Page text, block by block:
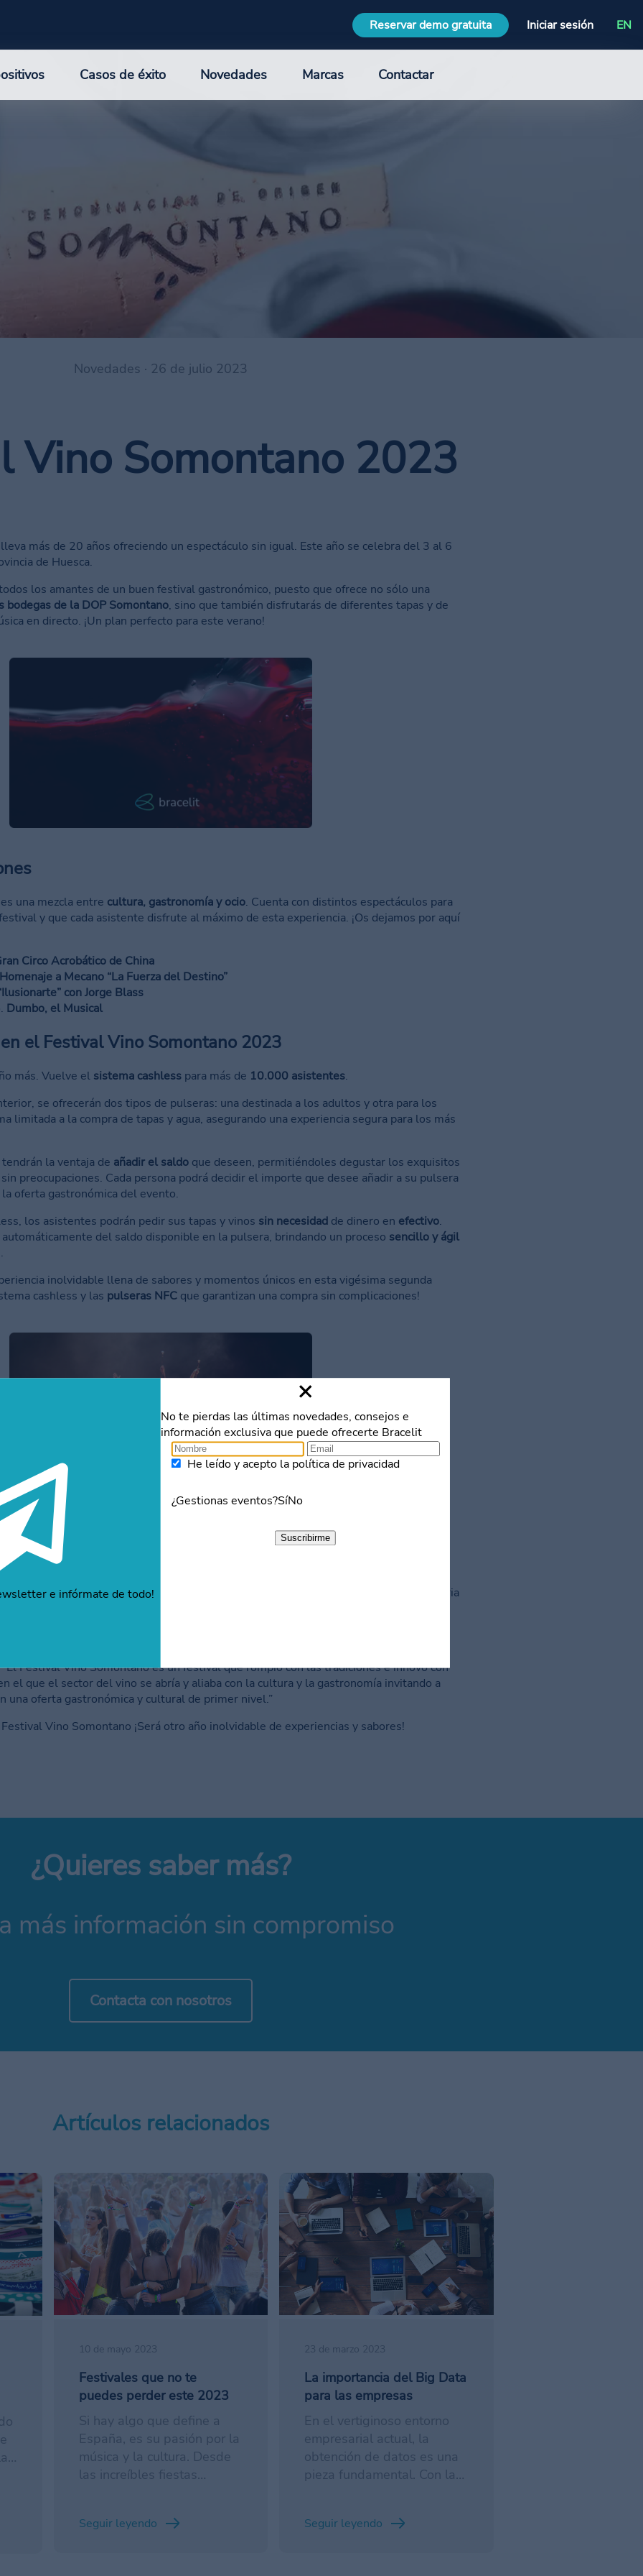
Reservar demo gratuita Iniciar sesión EN
Casos de éxito Novedades Marcas Contactar
Novedades · 26 de julio 2023
Vino Somontano 2023
lleva más de 20 años ofreciendo un espectáculo sin igual. Este año se celebra del 3 al 6
de Huesca.
los amantes de un buen festival gastronómico, puesto que ofrece no sólo una
bodegas de la DOP Somontano, sino que también disfrutarás de diferentes tapas y de
en directo. ¡Un plan perfecto para este verano!
es una mezcla entre cultura, gastronomía y ocio. Cuenta con distintos espectáculos para
y que cada asistente disfrute al máximo de esta experiencia. ¡Os dejamos por aquí
Circo Acrobático de China
Homenaje a Mecano “La Fuerza del Destino”
con Jorge Blass
Dumbo, el Musical
el Festival Vino Somontano 2023
más. Vuelve el sistema cashless para más de 10.000 asistentes.
se ofrecerán dos tipos de pulseras: una destinada a los adultos y otra para los
limitada a la compra de tapas y agua, asegurando una experiencia segura para los más
la ventaja de añadir el saldo que deseen, permitiéndoles degustar los exquisitos
preocupaciones. Cada persona podrá decidir el importe que desee añadir a su pulsera
oferta gastronómica del evento.
los asistentes podrán pedir sus tapas y vinos sin necesidad de dinero en efectivo.
automáticamente del saldo disponible en la pulsera, brindando un proceso sencillo y ágil
inolvidable llena de sabores y momentos únicos en esta vigésima segunda
cashless y las pulseras NFC que garantizan una compra sin complicaciones!
en el Festival Vino Somontano?
por los mejores restaurantes de la provincia de Huesca en el recinto exterior de la Feria
Festival Vino Somontano es un festival que rompió con las tradiciones e innovó con
el que el sector del vino se abría y aliaba con la cultura y la gastronomía invitando a
una oferta gastronómica y cultural de primer nivel.”
Vino Somontano ¡Será otro año inolvidable de experiencias y sabores!
¿Quieres saber más?
más información sin compromiso
Contacta con nosotros
Artículos relacionados
10 de mayo 2023
Festivales que no te
puedes perder este 2023
Si hay algo que define a
España, es su pasión por la
música y la cultura. Desde
las increíbles fiestas
multitudinarios de artistas
Seguir leyendo
23 de marzo 2023
La importancia del Big Data
para las empresas
En el vertiginoso entorno
empresarial actual, la
obtención de datos es una
pieza fundamental. Con la
empresas deben disponer
Seguir leyendo
e infórmate de todo!
No te pierdas las últimas novedades, consejos e
información exclusiva que puede ofrecerte Bracelit
He leído y acepto la política de privacidad
¿Gestionas eventos?SíNo
Suscribirme